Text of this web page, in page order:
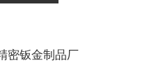
密钣金制品厂